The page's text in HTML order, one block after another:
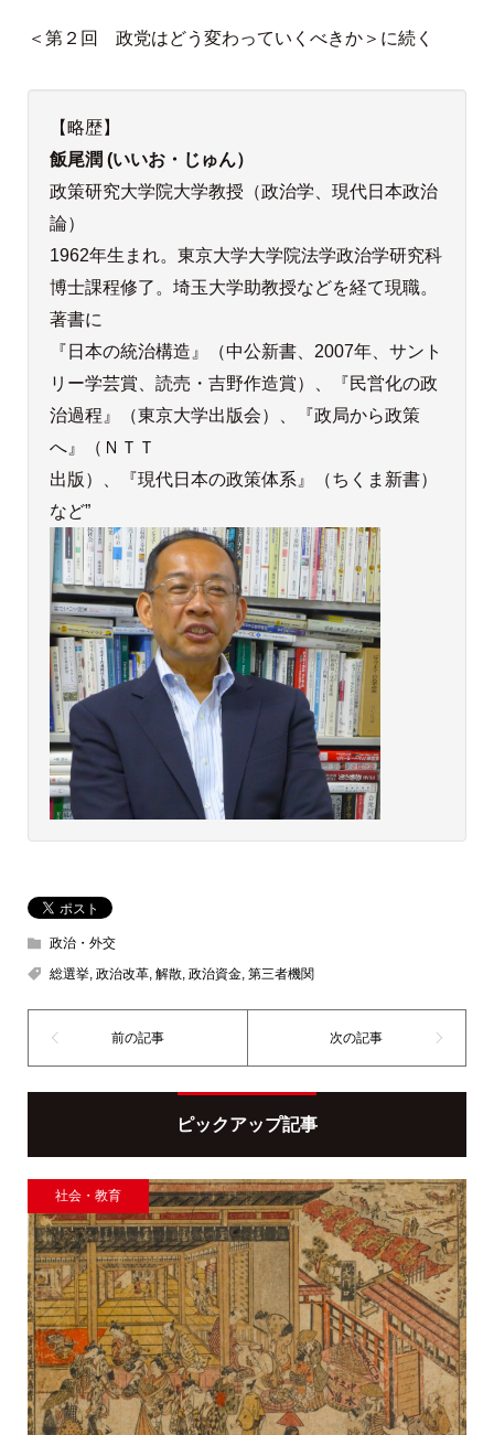
＜第２回 政党はどう変わっていくべきか＞に続く
【略歴】
飯尾潤 (いいお・じゅん）
政策研究大学院大学教授（政治学、現代日本政治
論）
1962年生まれ。東京大学大学院法学政治学研究科
博士課程修了。埼玉大学助教授などを経て現職。
著書に
『日本の統治構造』（中公新書、2007年、サント
リー学芸賞、読売・吉野作造賞）、『民営化の政
治過程』（東京大学出版会）、『政局から政策
へ』（ＮＴＴ
出版）、『現代日本の政策体系』（ちくま新書）
など”
政治・外交
総選挙, 政治改革, 解散, 政治資金, 第三者機関
ピックアップ記事
社会・教育